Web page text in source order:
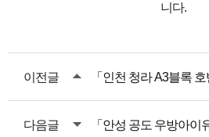
니다.
이전글
다음글